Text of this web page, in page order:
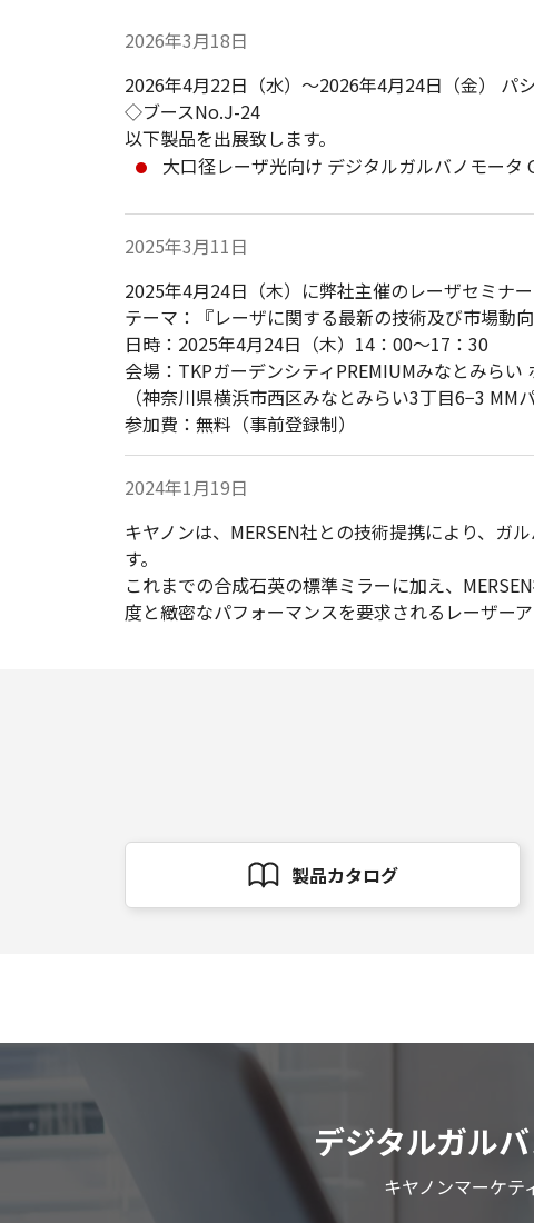
2026年3月18日
2026年4月22日（水）～2026年4月24日（金） パ
◇ブースNo.J-24
以下製品を出展致します。
大口径レーザ光向け デジタルガルバノモータ
2025年3月11日
2025年4月24日（木）に弊社主催のレーザセミナー
テーマ：『レーザに関する最新の技術及び市場動向
日時：2025年4月24日（木）14：00～17：30
会場：TKPガーデンシティPREMIUMみなとみらい
（神奈川県横浜市西区みなとみらい3丁目6−3 MM
参加費：無料（事前登録制）
2024年1月19日
キヤノンは、MERSEN社との技術提携により、ガ
す。
これまでの合成石英の標準ミラーに加え、
度と緻密なパフォーマンスを要求されるレーザー
製品カタログ
デジタルガル
キヤノンマーケ